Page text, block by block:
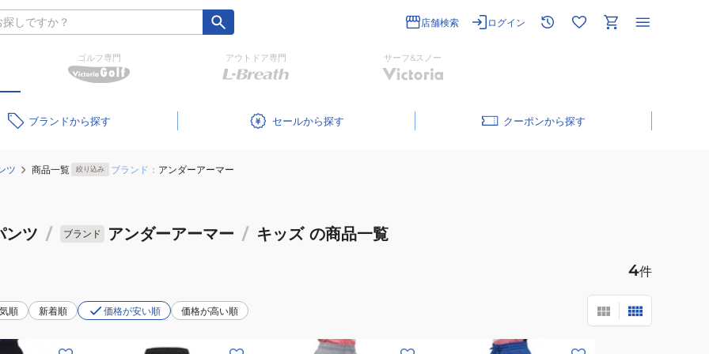
店舗検索 ログイン
ゴルフ専門 アウトドア専門 サーフ&スノー
ブランド セール クーポン
ツ 商品一覧 絞り込み ブランド： アンダーアーマー
ンツ / ブランド アンダーアーマー / キッズ の商品一覧
4件
順 新着順 価格が安い順 価格が高い順